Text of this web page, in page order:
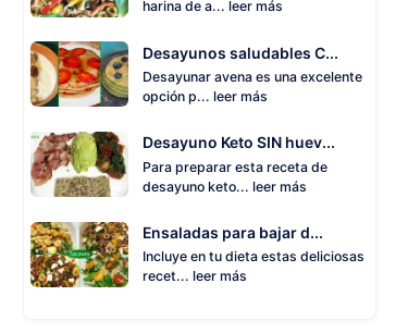
harina de a... leer más
Desayunos saludables C...
Desayunar avena es una excelente
opción p... leer más
Desayuno Keto SIN huev...
Para preparar esta receta de
desayuno keto... leer más
Ensaladas para bajar d...
Incluye en tu dieta estas deliciosas
recet... leer más